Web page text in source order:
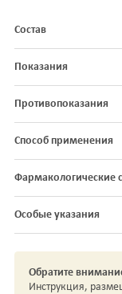
Состав
Показания
Противопоказания
Способ применения
Фармакологические
Особые указания
Обратите
Инструкция,